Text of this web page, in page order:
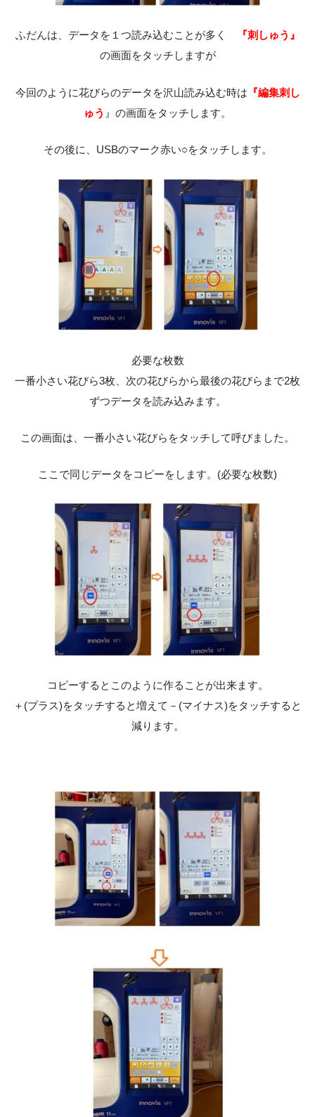
ふだんは、データを１つ読み込むことが多く
『刺しゅう』
の画面をタッチしますが
今回のように花びらのデータを沢山読み込む時は 『編集刺し
ゅう 』の画面をタッチします。
その後に、USBのマーク赤い○をタッチします。
必要な枚数
一番小さい花びら3枚、次の花びらから最後の花びらまで2枚
ずつデータを読み込みます。
この画面は、一番小さい花びらをタッチして呼びました。
ここで同じデータをコピーをします。(必要な枚数)
コピーするとこのように作ることが出来ます。
＋(プラス)をタッチすると増えて－(マイナス)をタッチすると
減ります。